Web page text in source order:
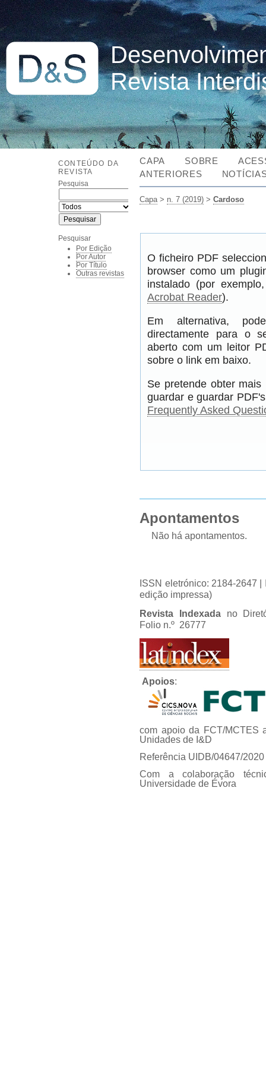
Revista
CONTEÚDO DA
REVISTA
Pesquisa
Pesquisar
Por Edição
Por Autor
Por Título
Outras revistas
CAPA SOBRE
ANTERIORES
Capa > n. 7 (2019) >Cardoso
O ficheiro PDF
browser como um
instalado (por
Acrobat Reader).
Em alternativa,
directamente para o
aberto com um leitor
sobre o link em baixo.
Se pretende obter
guardar e guardar
Frequently Asked
Apontamentos
Não há apontamentos.
ISSN eletrónico: 2184-2647
edição impressa)
Revista Indexadano
Folio n.º 26777
Apoios:
com apoio da FCT/MCTES
Unidades de I&D
Referência UIDB/04647/2020
Com a colaboração
Universidade de Évora